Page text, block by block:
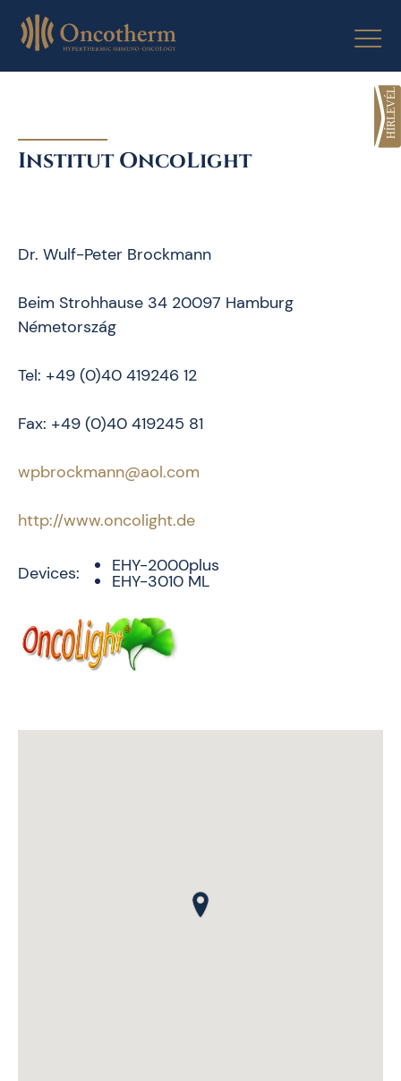
Institut OncoLight
Dr. Wulf-Peter Brockmann
Beim Strohhause 34 20097 Hamburg
Németország
Tel: +49 (0)40 419246 12
Fax: +49 (0)40 419245 81
wpbrockmann@aol.com
http://www.oncolight.de
Devices: EHY-2000plus
EHY-3010 ML